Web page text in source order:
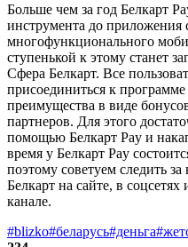
Больше чем за год Белкарт
инструмента до приложения
многофункционального
ступенькой к этому станет
Сфера Белкарт. Все
присоединиться к
преимущества в виде
партнеров. Для этого
помощью Белкарт Pay и
время у Белкарт Pay
поэтому советуем следить
Белкарт на сайте, в
канале.
#blizko#беларусь#деньга